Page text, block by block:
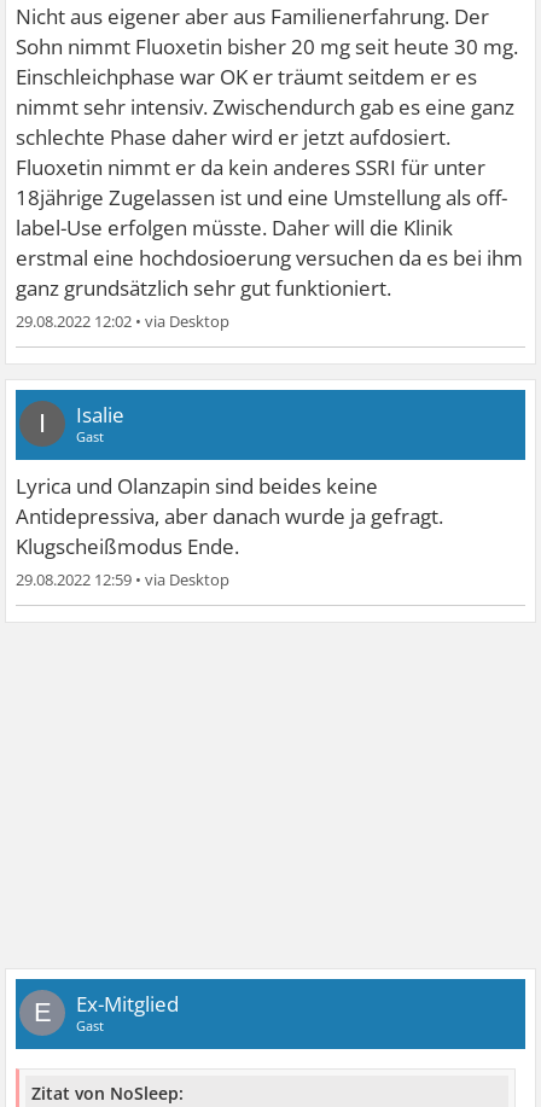
Nicht aus eigener aber aus Familienerfahrung. Der
Sohn nimmt Fluoxetin bisher 20 mg seit heute 30 mg.
Einschleichphase war OK er träumt seitdem er es
nimmt sehr intensiv. Zwischendurch gab es eine ganz
schlechte Phase daher wird er jetzt aufdosiert.
Fluoxetin nimmt er da kein anderes SSRI für unter
18jährige Zugelassen ist und eine Umstellung als off-
label-Use erfolgen müsste. Daher will die Klinik
erstmal eine hochdosioerung versuchen da es bei ihm
ganz grundsätzlich sehr gut funktioniert.
29.08.2022 12:02 •
I Isalie
Gast
Lyrica und Olanzapin sind beides keine
Antidepressiva, aber danach wurde ja gefragt.
Klugscheißmodus Ende.
29.08.2022 12:59 •
E Ex-Mitglied
Gast
Zitat von NoSleep: